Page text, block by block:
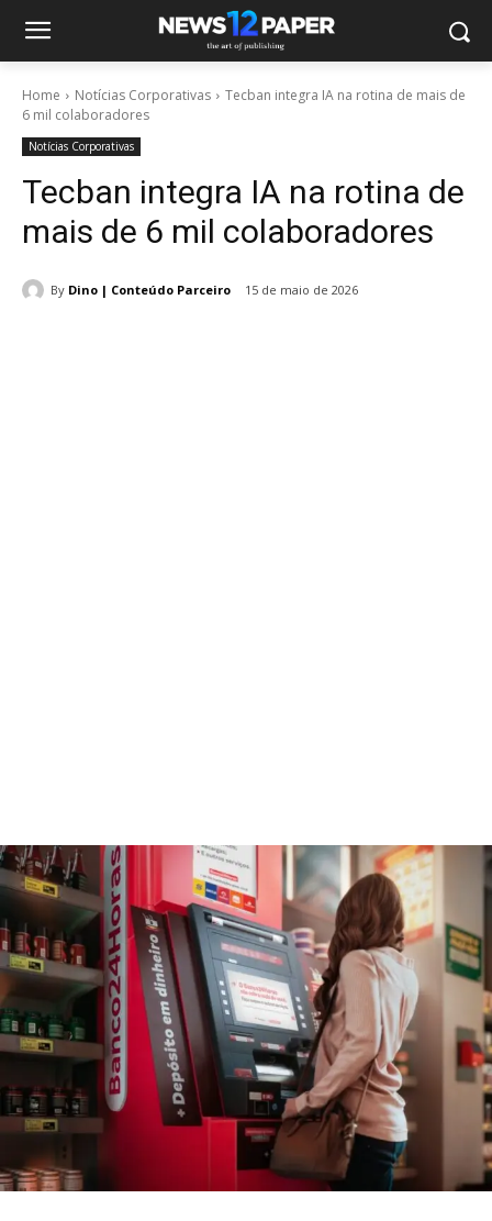
Home Notícias Corporativas
Tecban integra IA na rotina de mais de
6 mil colaboradores
Notícias Corporativas
Tecban integra IA na rotina de
mais de 6 mil colaboradores
By Dino | Conteúdo Parceiro 15 de maio de 2026